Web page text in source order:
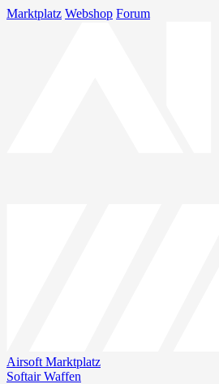
Marktplatz Webshop Forum
Airsoft Marktplatz
Softair Waffen